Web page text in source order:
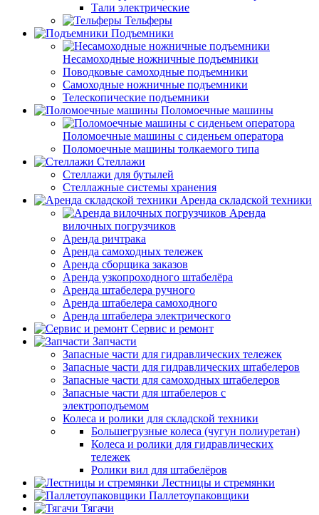
Тали электрические
Тельферы
Подъемники
Несамоходные ножничные подъемники
Поводковые самоходные подъемники
Самоходные ножничные подъемники
Телескопические подъемники
Поломоечные машины
Поломоечные машины с сиденьем оператора
Поломоечные машины толкаемого типа
Стеллажи
Стеллажи для бутылей
Стеллажные системы хранения
Аренда складской техники
Аренда
вилочных погрузчиков
Аренда ричтрака
Аренда самоходных тележек
Аренда сборщика заказов
Аренда узкопроходного штабелёра
Аренда штабелера ручного
Аренда штабелера самоходного
Аренда штабелера электрического
Сервис и ремонт
Запчасти
Запасные части для гидравлических тележек
Запасные части для гидравлических штабелеров
Запасные части для самоходных штабелеров
Запасные части для штабелеров с
электроподъемом
Колеса и ролики для складской техники
Большегрузные колеса (чугун полиуретан)
Колеса и ролики для гидравлических
тележек
Ролики вил для штабелёров
Лестницы и стремянки
Паллетоупаковщики
Тягачи